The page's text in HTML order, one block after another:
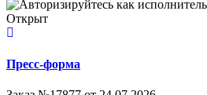
Открыт
Пресс-форма